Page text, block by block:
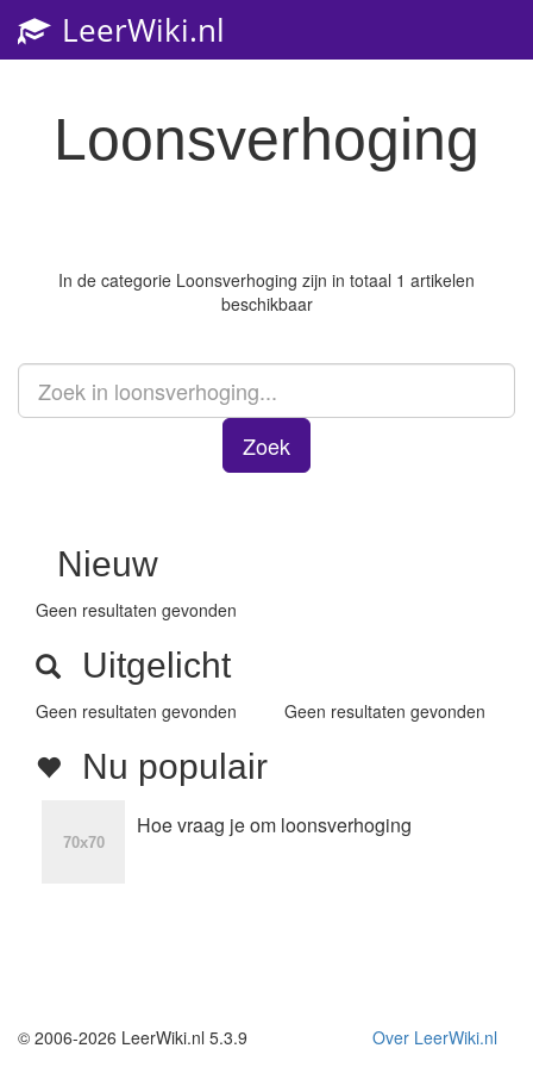
LeerWiki.nl
Loonsverhoging
In de categorie Loonsverhoging zijn in totaal 1 artikelen
beschikbaar
Zoek
Nieuw
Geen resultaten gevonden
Uitgelicht
Geen resultaten gevonden Geen resultaten gevonden
Nu populair
Hoe vraag je om loonsverhoging
Over LeerWiki.nl
© 2006-2026 LeerWiki.nl 5.3.9